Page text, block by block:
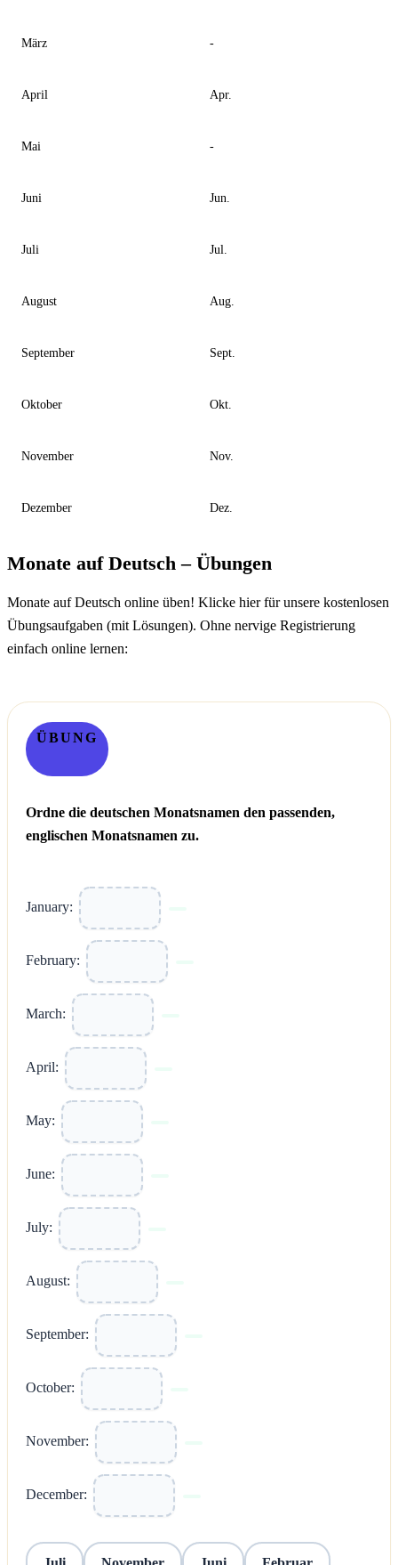
März -
April Apr.
Mai -
Juni Jun.
Juli Jul.
August Aug.
September Sept.
Oktober Okt.
November Nov.
Dezember Dez.
Monate auf Deutsch – Übungen
Monate auf Deutsch online üben! Klicke hier für unsere kostenlosen
Übungsaufgaben (mit Lösungen). Ohne nervige Registrierung
einfach online lernen:
ÜBUNG
Ordne die deutschen Monatsnamen den passenden,
englischen Monatsnamen zu.
January:
February:
March:
April:
May:
June:
July:
August:
September:
October:
November:
December: